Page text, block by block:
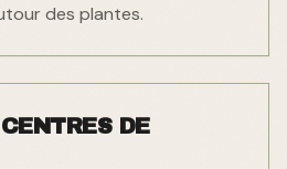
des plantes.
DE